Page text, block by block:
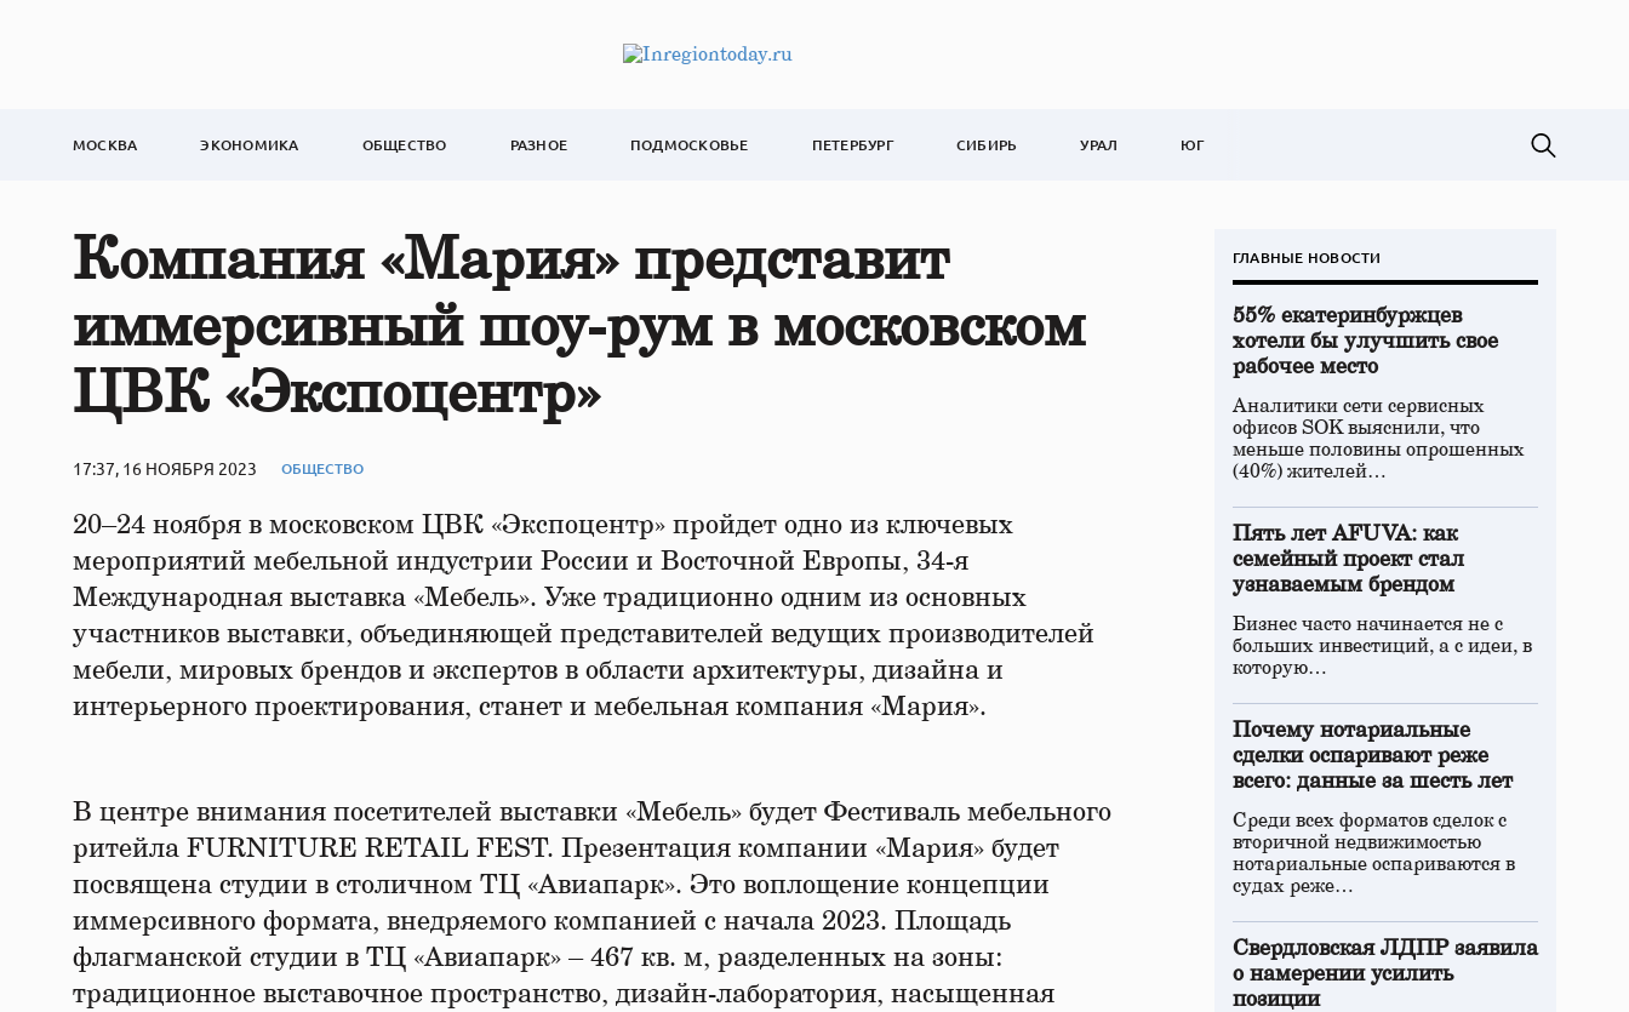
МОСКВА ЭКОНОМИКА ОБЩЕСТВО РАЗНОЕ ПОДМОСКОВЬЕ ПЕТЕРБУРГ СИБИРЬ УРАЛ ЮГ
Компания «Мария» представит
иммерсивный шоу-рум в московском
ЦВК «Экспоцентр»
17:37, 16 НОЯБРЯ 2023 ОБЩЕСТВО
20–24 ноября в московском ЦВК «Экспоцентр» пройдет одно из ключевых
мероприятий мебельной индустрии России и Восточной Европы, 34-я
Международная выставка «Мебель». Уже традиционно одним из основных
участников выставки, объединяющей представителей ведущих производителей
мебели, мировых брендов и экспертов в области архитектуры, дизайна и
интерьерного проектирования, станет и мебельная компания «Мария».
В центре внимания посетителей выставки «Мебель» будет Фестиваль мебельного
ритейла FURNITURE RETAIL FEST. Презентация компании «Мария» будет
посвящена студии в столичном ТЦ «Авиапарк». Это воплощение концепции
иммерсивного формата, внедряемого компанией с начала 2023. Площадь
флагманской студии в ТЦ «Авиапарк» – 467 кв. м, разделенных на зоны:
традиционное выставочное пространство, дизайн-лаборатория, насыщенная
ГЛАВНЫЕ НОВОСТИ
55% екатеринбуржцев
хотели бы улучшить свое
рабочее место
Аналитики сети сервисных
офисов SOK выяснили, что
меньше половины опрошенных
(40%) жителей…
Пять лет AFUVA: как
семейный проект стал
узнаваемым брендом
Бизнес часто начинается не с
больших инвестиций, а с идеи, в
которую…
Почему нотариальные
сделки оспаривают реже
всего: данные за шесть лет
Среди всех форматов сделок с
вторичной недвижимостью
нотариальные оспариваются в
судах реже…
Свердловская ЛДПР заявила
о намерении усилить
позиции